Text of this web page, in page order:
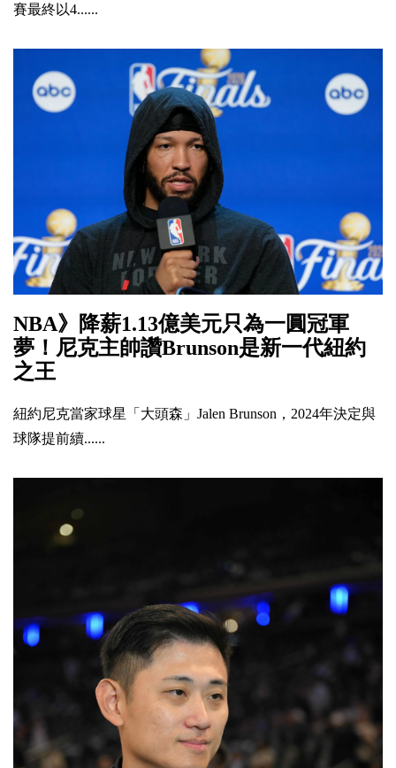
賽最終以4......
NBA》降薪1.13億美元只為一圓冠軍
夢！尼克主帥讚Brunson是新一代紐約
之王
紐約尼克當家球星「大頭森」Jalen Brunson，2024年決定與
球隊提前續......